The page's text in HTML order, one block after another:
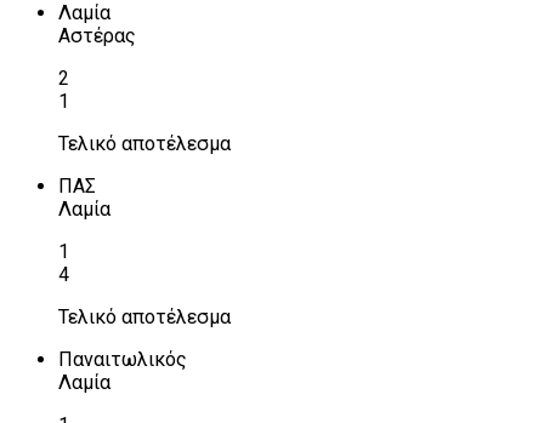
Λαμία
Αστέρας
2
1
Τελικό αποτέλεσμα
ΠΑΣ
Λαμία
1
4
Τελικό αποτέλεσμα
Παναιτωλικός
Λαμία